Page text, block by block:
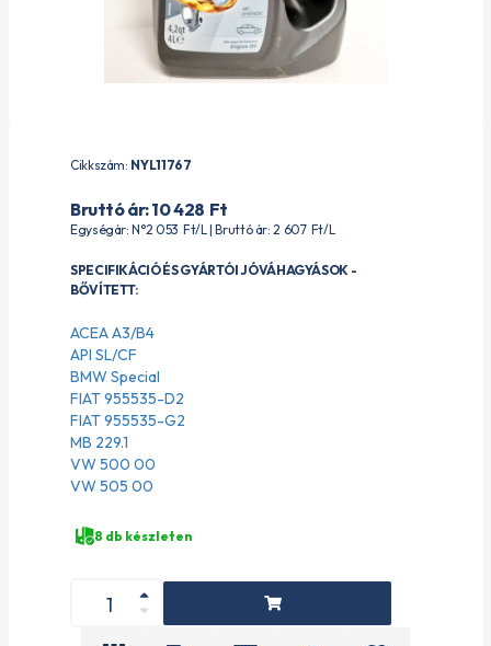
Cikkszám: NYL11767
Bruttó ár: 10 428 Ft
Egységár: N°2 053 Ft/L | Bruttó ár: 2 607 Ft/L
SPECIFIKÁCIÓ ÉS GYÁRTÓI JÓVÁHAGYÁSOK -
BŐVÍTETT:
ACEA A3/B4
API SL/CF
BMW Special
FIAT 955535-D2
FIAT 955535-G2
MB 229.1
VW 500 00
VW 505 00
8 db készleten